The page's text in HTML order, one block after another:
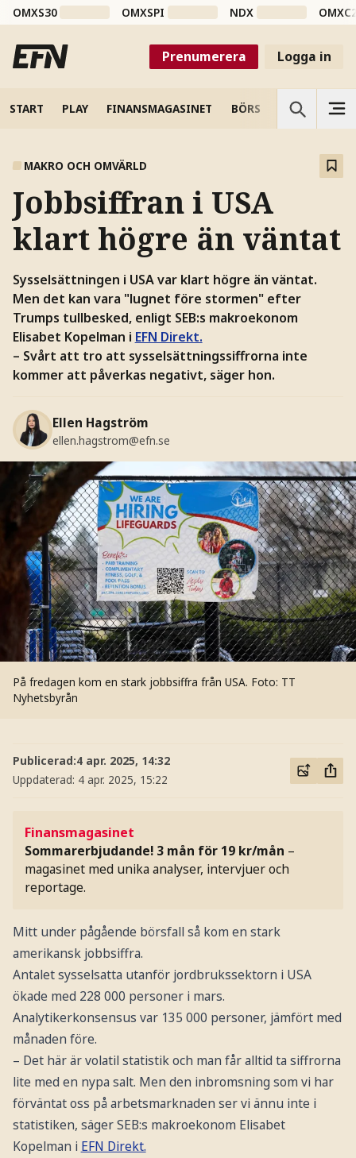
OMXS30 OMXSPI NDX
Prenumerera Logga in
START PLAY FINANSMAGASINET BÖRS VETENSKAP
MAKRO OCH OMVÄRLD
Jobbsiffran i USA
klart högre än väntat
Sysselsättningen i USA var klart högre än väntat.
Men det kan vara "lugnet före stormen" efter
Trumps tullbesked, enligt SEB:s makroekonom
Elisabet Kopelman i EFN Direkt.
– Svårt att tro att sysselsättningssiffrorna inte
kommer att påverkas negativt, säger hon.
Ellen Hagström
ellen.hagstrom@efn.se
På fredagen kom en stark jobbsiffra från USA. Foto: TT
Nyhetsbyrån
Publicerad:4 apr. 2025, 14:32
Uppdaterad: 4 apr. 2025, 15:22
Finansmagasinet
Sommarerbjudande! 3 mån för 19 kr/mån –
magasinet med unika analyser, intervjuer och
reportage.
Mitt under pågående börsfall så kom en stark
amerikansk jobbsiffra.
Antalet sysselsatta utanför jordbrukssektorn i USA
ökade med 228 000 personer i mars.
Analytikerkonsensus var 135 000 personer, jämfört med
månaden före.
– Det här är volatil statistik och man får alltid ta siffrorna
lite med en nypa salt. Men den inbromsning som vi har
förväntat oss på arbetsmarknaden ser vi ännu inte i
statistiken, säger SEB:s makroekonom Elisabet
Kopelman i EFN Direkt.